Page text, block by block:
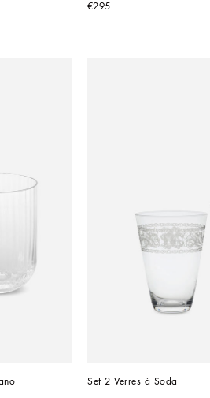
€295
Set 2 Verres à Soda